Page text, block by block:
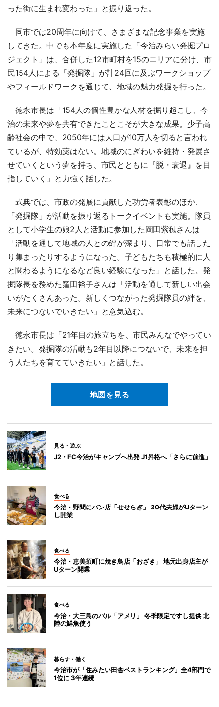
った街に生まれ変わった」と振り返った。
同市では20周年に向けて、さまざまな記念事業を実施
してきた。中でも本年度に実施した「今治みらい発掘プロ
ジェクト」は、合併した12市町村を15のエリアに分け、市
民154人による「発掘隊」が計24回に及ぶワークショップ
やフィールドワークを通じて、地域の魅力発掘を行った。
徳永市長は「154人の個性豊かな人材を掘り起こし、今
治の未来や夢を共有できたことこそが大きな成果。少子高
齢社会の中で、2050年には人口が10万人を切ると言われ
ているが、特効薬はない。地域のにぎわいを維持・発展さ
せていくという夢を持ち、市民とともに『脱・衰退』を目
指していく」と力強く話した。
式典では、市政の発展に貢献した功労者表彰のほか、
「発掘隊」が活動を振り返るトークイベントも実施。隊員
として小学生の娘2人と活動に参加した岡田紫穂さんは
「活動を通して地域の人との絆が深まり、日常でも話した
り集まったりするようになった。子どもたちも積極的に人
と関わるようになるなど良い経験になった」と話した。発
掘隊長を務めた窪田裕子さんは「活動を通して新しい出会
いがたくさんあった。新しくつながった発掘隊員の絆を、
未来につないでいきたい」と意気込む。
徳永市長は「21年目の旅立ちを、市民みんなでやってい
きたい。発掘隊の活動も2年目以降につないで、未来を担
う人たちを育てていきたい」と話した。
地図を見る
見る・遊ぶ
J2・FC今治がキャンプへ出発 J1昇格へ「さらに前進」
食べる
今治・野間にパン店「せせらぎ」 30代夫婦がUターン
し開業
食べる
今治・恵美須町に焼き鳥店「おざき」 地元出身店主が
Uターン開業
食べる
今治・大三島のバル「アメリ」 冬季限定ですし提供 北
陸の鮮魚使う
暮らす・働く
今治市が「住みたい田舎ベストランキング」全4部門で
1位に 3年連続